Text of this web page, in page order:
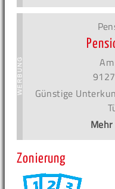
Günstige
Zonierung